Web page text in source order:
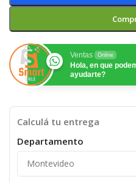
Ventas Online
Hola, en que
ayudarte?
Calculá tu entrega
Departamento